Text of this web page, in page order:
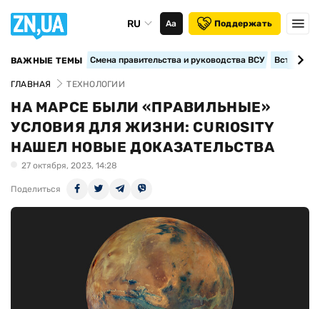
RU Аа Поддержать
ВАЖНЫЕ ТЕМЫ Смена правительства и руководства ВСУ
ГЛАВНАЯ ТЕХНОЛОГИИ
НА МАРСЕ БЫЛИ «ПРАВИЛЬНЫЕ»
УСЛОВИЯ ДЛЯ ЖИЗНИ: CURIOSITY
НАШЕЛ НОВЫЕ ДОКАЗАТЕЛЬСТВА
27 октября, 2023, 14:28
Поделиться